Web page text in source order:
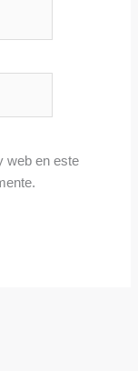
web en este